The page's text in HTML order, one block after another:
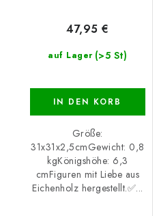
auf Lager (>5 St)
47,95 €
IN DEN KORB
Größe:
31x31x2,5cmGewicht: 0,8
kgKönigshöhe: 6,3
cmFiguren mit Liebe aus
Eichenholz hergestellt.✅...